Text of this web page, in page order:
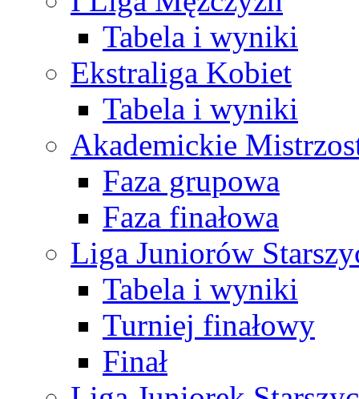
Tabela i wyniki
Ekstraliga Kobiet
Tabela i wyniki
Akademickie
Faza grupowa
Faza finałowa
Liga Juniorów
Tabela i wyniki
Turniej finałowy
Finał